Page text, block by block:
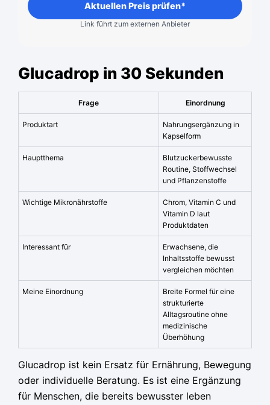
Aktuellen Preis prüfen*
Link führt zum externen Anbieter
Glucadrop in 30 Sekunden
Frage Einordnung
Produktart
Nahrungsergänzung in
Kapselform
Hauptthema
Blutzuckerbewusste
Routine, Stoffwechsel
und Pflanzenstoffe
Wichtige Mikronährstoffe
Chrom, Vitamin C und
Vitamin D laut
Produktdaten
Interessant für
Erwachsene, die
Inhaltsstoffe bewusst
vergleichen möchten
Meine Einordnung
Breite Formel für eine
strukturierte
Alltagsroutine ohne
medizinische
Überhöhung
Glucadrop ist kein Ersatz für Ernährung, Bewegung
oder individuelle Beratung. Es ist eine Ergänzung
für Menschen, die bereits bewusster leben